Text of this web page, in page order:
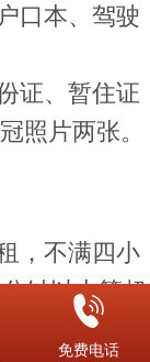
口本、驾驶
证、暂住证
照片两张。
，不满四小
钟以上算超
免费电话